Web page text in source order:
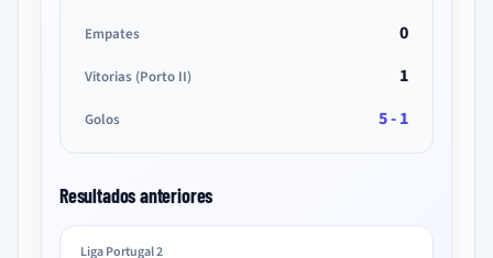
Empates 0
Vitorias (Porto II) 1
Golos 5 - 1
Resultados anteriores
Liga Portugal 2